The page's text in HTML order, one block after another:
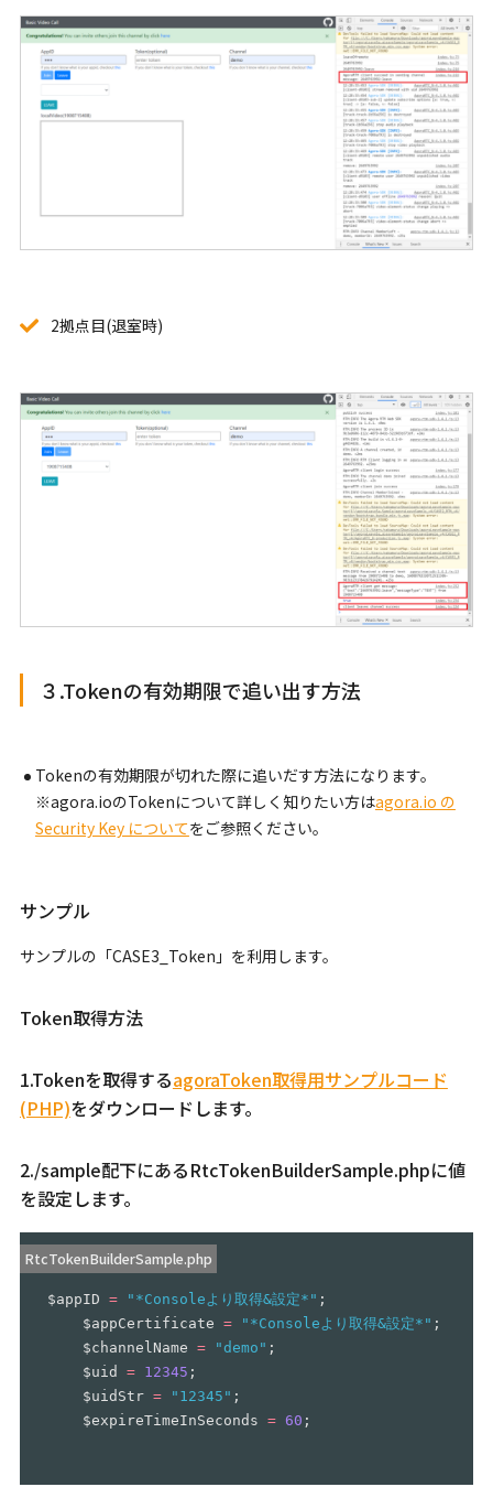
2拠点目(退室時)
３.Tokenの有効期限で追い出す方法
Tokenの有効期限が切れた際に追いだす方法になります。
※agora.ioのTokenについて詳しく知りたい方はagora.io の
Security Key についてをご参照ください。
サンプル
サンプルの「CASE3_Token」を利用します。
Token取得方法
1.Tokenを取得するagoraToken取得用サンプルコード
(PHP)をダウンロードします。
2./sample配下にあるRtcTokenBuilderSample.phpに値
を設定します。
RtcTokenBuilderSample.php
$appID = "*Consoleより取得&設定*" ;
$appCertificate
= "*Consoleより取得&設定*" ;
$channelName
= "demo" ;
$uid
= 12345 ;
$uidStr = "12345" ;
$expireTimeInSeconds
= 60 ;